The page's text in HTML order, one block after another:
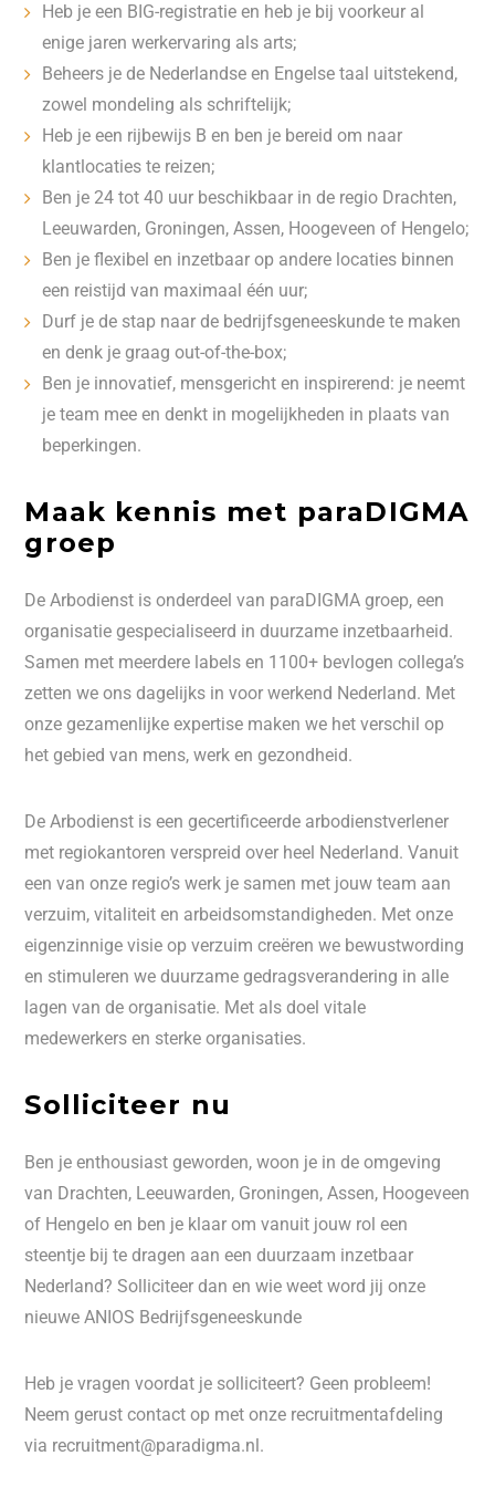
Heb je een BIG-registratie en heb je bij voorkeur al
enige jaren werkervaring als arts;
Beheers je de Nederlandse en Engelse taal uitstekend,
zowel mondeling als schriftelijk;
Heb je een rijbewijs B en ben je bereid om naar
klantlocaties te reizen;
Ben je 24 tot 40 uur beschikbaar in de regio Drachten,
Leeuwarden, Groningen, Assen, Hoogeveen of Hengelo;
Ben je flexibel en inzetbaar op andere locaties binnen
een reistijd van maximaal één uur;
Durf je de stap naar de bedrijfsgeneeskunde te maken
en denk je graag out-of-the-box;
Ben je innovatief, mensgericht en inspirerend: je neemt
je team mee en denkt in mogelijkheden in plaats van
beperkingen.
Maak kennis met paraDIGMA
groep
De Arbodienst is onderdeel van paraDIGMA groep, een
organisatie gespecialiseerd in duurzame inzetbaarheid.
Samen met meerdere labels en 1100+ bevlogen collega’s
zetten we ons dagelijks in voor werkend Nederland. Met
onze gezamenlijke expertise maken we het verschil op
het gebied van mens, werk en gezondheid.
De Arbodienst is een gecertificeerde arbodienstverlener
met regiokantoren verspreid over heel Nederland. Vanuit
een van onze regio’s werk je samen met jouw team aan
verzuim, vitaliteit en arbeidsomstandigheden. Met onze
eigenzinnige visie op verzuim creëren we bewustwording
en stimuleren we duurzame gedragsverandering in alle
lagen van de organisatie. Met als doel vitale
medewerkers en sterke organisaties.
Solliciteer nu
Ben je enthousiast geworden, woon je in de omgeving
van Drachten, Leeuwarden, Groningen, Assen, Hoogeveen
of Hengelo en ben je klaar om vanuit jouw rol een
steentje bij te dragen aan een duurzaam inzetbaar
Nederland? Solliciteer dan en wie weet word jij onze
nieuwe ANIOS Bedrijfsgeneeskunde
Heb je vragen voordat je solliciteert? Geen probleem!
Neem gerust contact op met onze recruitmentafdeling
via recruitment@paradigma.nl.